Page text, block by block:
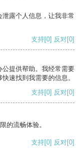
露个人信息，让我非常
支持[0] 反对[0]
提供帮助。我经常需要
速找到我需要的信息。
支持[0] 反对[0]
的流畅体验。
支持[0] 反对[0]